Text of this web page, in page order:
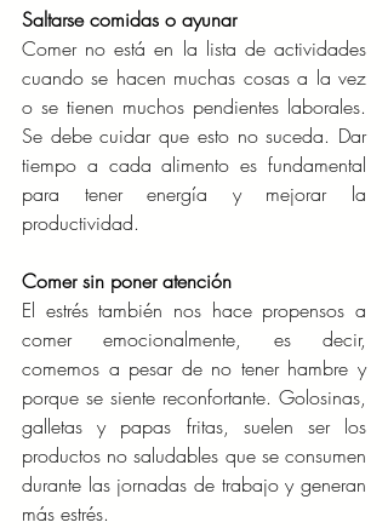
Saltarse comidas o ayunar
Comer no está en la lista de actividades
cuando se hacen muchas cosas a la vez
o se tienen muchos pendientes laborales.
Se debe cuidar que esto no suceda. Dar
tiempo a cada alimento es fundamental
para tener energía y mejorar la
productividad.
Comer sin poner atención
El estrés también nos hace propensos a
comer emocionalmente, es decir,
comemos a pesar de no tener hambre y
porque se siente reconfortante. Golosinas,
galletas y papas fritas, suelen ser los
productos no saludables que se consumen
durante las jornadas de trabajo y generan
más estrés.